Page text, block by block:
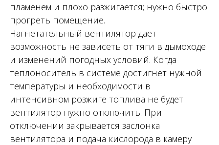
пламенем и плохо разжигается; нужно быстро
прогреть помещение.
Нагнетательный вентилятор дает
возможность не зависеть от тяги в дымоходе
и изменений погодных условий. Когда
теплоноситель в системе достигнет нужной
температуры и необходимости в
интенсивном розжиге топлива не будет
вентилятор нужно отключить. При
отключении закрывается заслонка
вентилятора и подача кислорода в камеру